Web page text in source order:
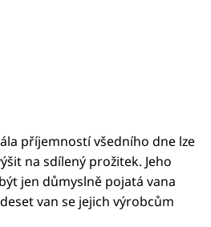
příjemností všedního dne lze
na sdílený prožitek. Jeho
jen důmyslně pojatá vana
van se jejich výrobcům